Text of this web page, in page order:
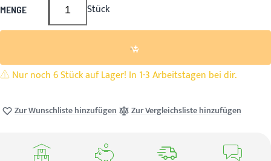
MENGE Stück
Nur noch 6 Stück auf Lager! In 1-3 Arbeitstagen bei dir.
Zur Wunschliste hinzufügen Zur Vergleichsliste hinzufügen